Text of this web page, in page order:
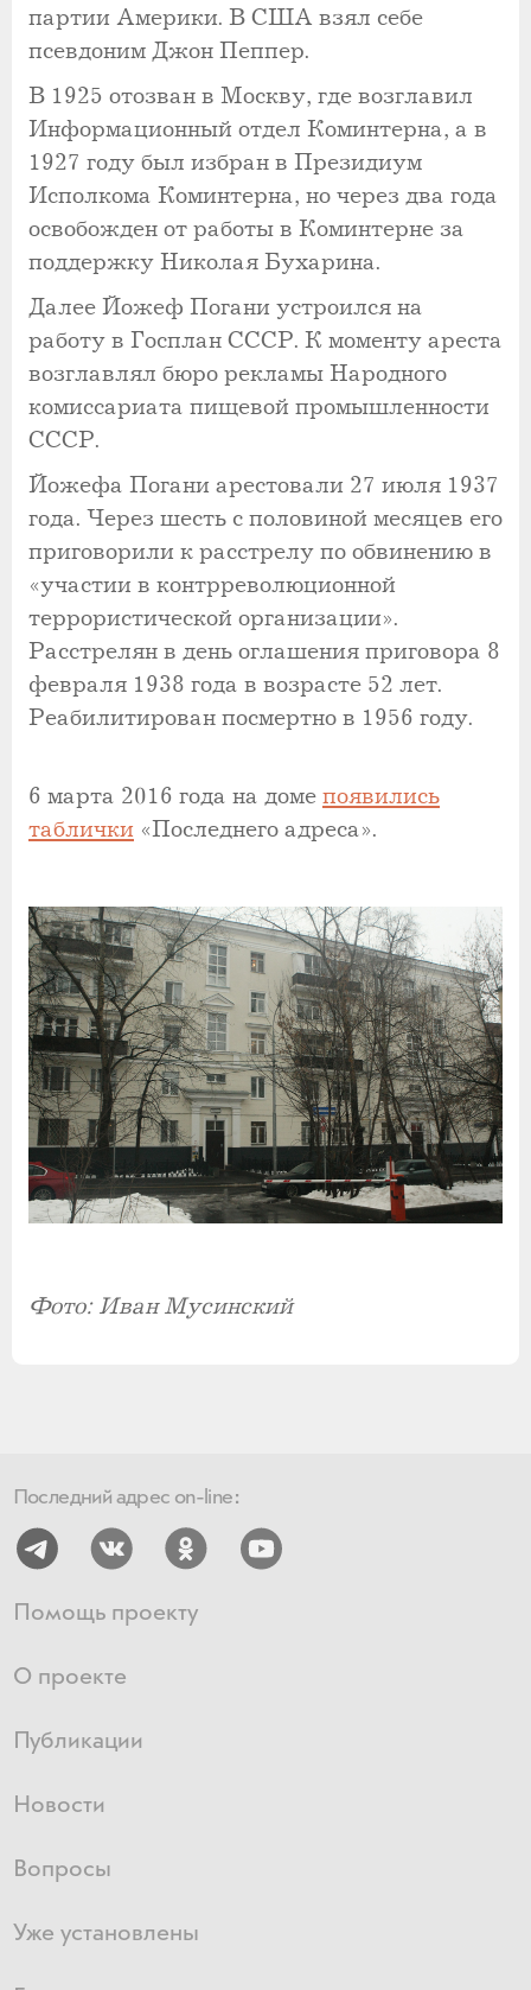
партии Америки. В США взял себе
псевдоним Джон Пеппер.
В 1925 отозван в Москву, где возглавил
Информационный отдел Коминтерна, а в
1927 году был избран в Президиум
Исполкома Коминтерна, но через два года
освобожден от работы в Коминтерне за
поддержку Николая Бухарина.
Далее Йожеф Погани устроился на
работу в Госплан СССР. К моменту ареста
возглавлял бюро рекламы Народного
комиссариата пищевой промышленности
СССР.
Йожефа Погани арестовали 27 июля 1937
года. Через шесть с половиной месяцев его
приговорили к расстрелу по обвинению в
«участии в контрреволюционной
террористической организации».
Расстрелян в день оглашения приговора 8
февраля 1938 года в возрасте 52 лет.
Реабилитирован посмертно в 1956 году.
6 марта 2016 года на доме появились
таблички «Последнего адреса».
Фото: Иван Мусинский
Последний адрес on-line:
Помощь проекту
О проекте
Публикации
Новости
Вопросы
Уже установлены